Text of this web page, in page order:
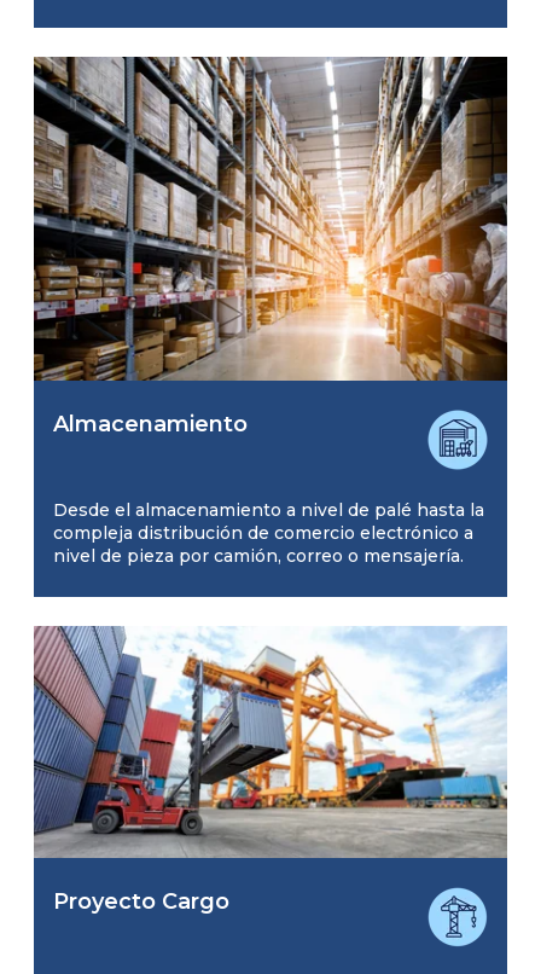
Almacenamiento
Desde el almacenamiento a nivel de palé hasta la
compleja distribución de comercio electrónico a
nivel de pieza por camión, correo o mensajería.
Proyecto Cargo